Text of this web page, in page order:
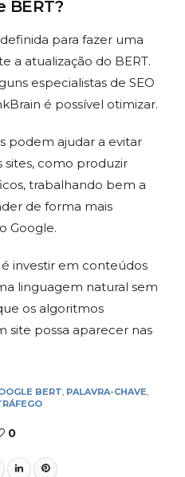
BERT?
para fazer uma
a atualização do BERT.
especialistas de SEO
é possível otimizar.
podem ajudar a evitar
como produzir
trabalhando bem a
de forma mais
Google.
investir em conteúdos
linguagem natural sem
os algoritmos
site possa aparecer nas
BERT, PALAVRA-CHAVE,
0